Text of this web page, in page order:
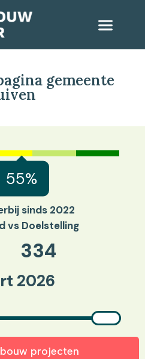
gemeente
55%
sinds 2022
vs Doelstelling
334
2026
projecten